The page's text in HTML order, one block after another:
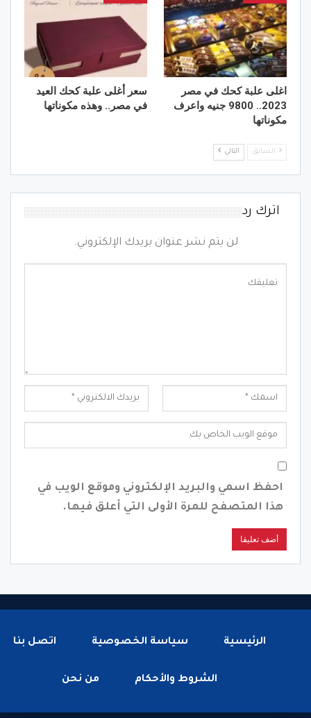
اغلى علبة كحك في مصر
2023.. 9800 جنيه واعرف
مكوناتها
سعر أغلى علبة كحك العيد
في مصر.. وهذه مكوناتها
السابق التالي
اترك رد
لن يتم نشر عنوان بريدك الإلكتروني.
احفظ اسمي والبريد الإلكتروني وموقع الويب في
هذا المتصفح للمرة الأولى التي أعلق فيها.
الرئيسية سياسة الخصوصية اتصل بنا
الشروط والأحكام من نحن